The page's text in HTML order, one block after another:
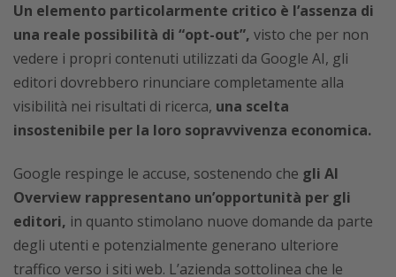
Un elemento particolarmente critico è l’assenza di
una reale possibilità di “opt-out”, visto che per non
vedere i propri contenuti utilizzati da Google AI, gli
editori dovrebbero rinunciare completamente alla
visibilità nei risultati di ricerca, una scelta
insostenibile per la loro sopravvivenza economica.
Google respinge le accuse, sostenendo che gli AI
Overview rappresentano un’opportunità per gli
editori, in quanto stimolano nuove domande da parte
degli utenti e potenzialmente generano ulteriore
traffico verso i siti web. L’azienda sottolinea che le